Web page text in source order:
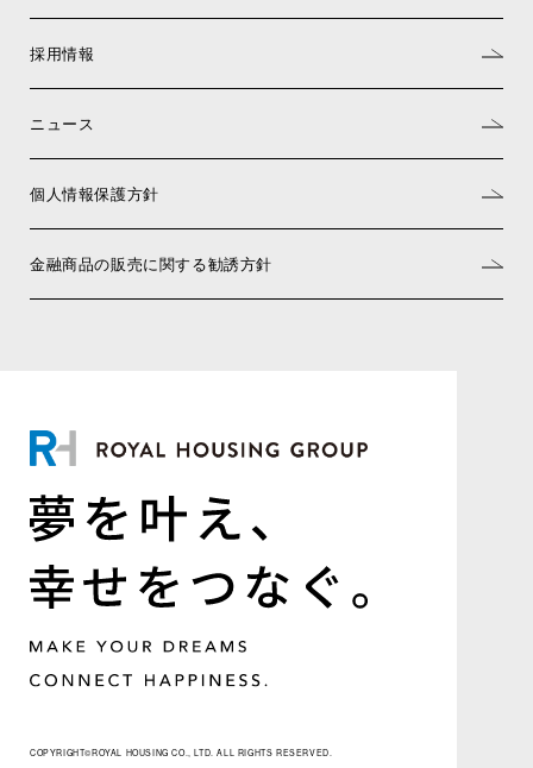
採用情報
ニュース
個人情報保護方針
金融商品の販売に関する勧誘方針
COPYRIGHT©ROYAL HOUSING CO., LTD. ALL RIGHTS RESERVED.